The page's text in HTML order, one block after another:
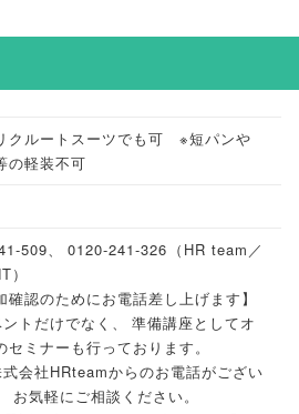
クルートスーツでも可 ※短パンや
の軽装不可
509 0120-241-326 （ HR team／
）
認のためにお電話差し上げます】
トだけでなく
準備講座としてオ
セミナーも行っております 。
会社HRteamからのお電話がござい
お気軽にご相談ください。